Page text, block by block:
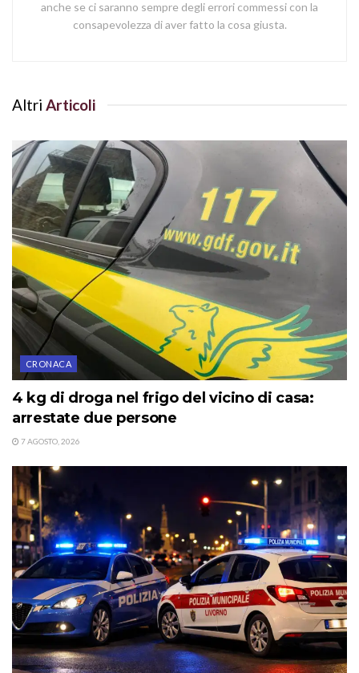
anche se ci saranno sempre degli errori commessi con la
consapevolezza di aver fatto la cosa giusta.
Altri Articoli
CRONACA
4 kg di droga nel frigo del vicino di casa:
arrestate due persone
7 AGOSTO, 2026